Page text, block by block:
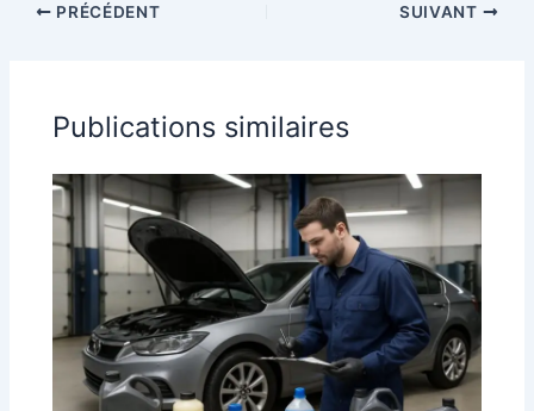
PRÉCÉDENT SUIVANT
Publications similaires